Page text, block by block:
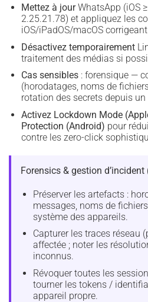
Mettez à jourWhatsApp (iOS
2.25.21.78) et appliquez les
iOS/iPadOS/macOS corrigeant
Désactivez temporairement
traitement des médias si
Cas sensibles: forensique —
(horodatages, noms de
rotation des secrets depuis
Activez Lockdown Mode
Protection (Android) pour
contre les zero-click
Forensics & gestion d’incident
Préserver les artefacts :
messages, noms de
système des appareils.
Capturer les traces réseau
affectée ; noter les
inconnus.
Révoquer toutes les
tourner les tokens /
appareil propre.